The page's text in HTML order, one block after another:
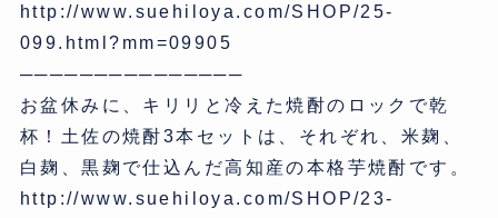
http://www.suehiloya.com/SHOP/25-
099.html?mm=09905
───────────────
お盆休みに、キリリと冷えた焼酎のロックで乾
杯！土佐の焼酎3本セットは、それぞれ、米麹、
白麹、黒麹で仕込んだ高知産の本格芋焼酎です。
http://www.suehiloya.com/SHOP/23-